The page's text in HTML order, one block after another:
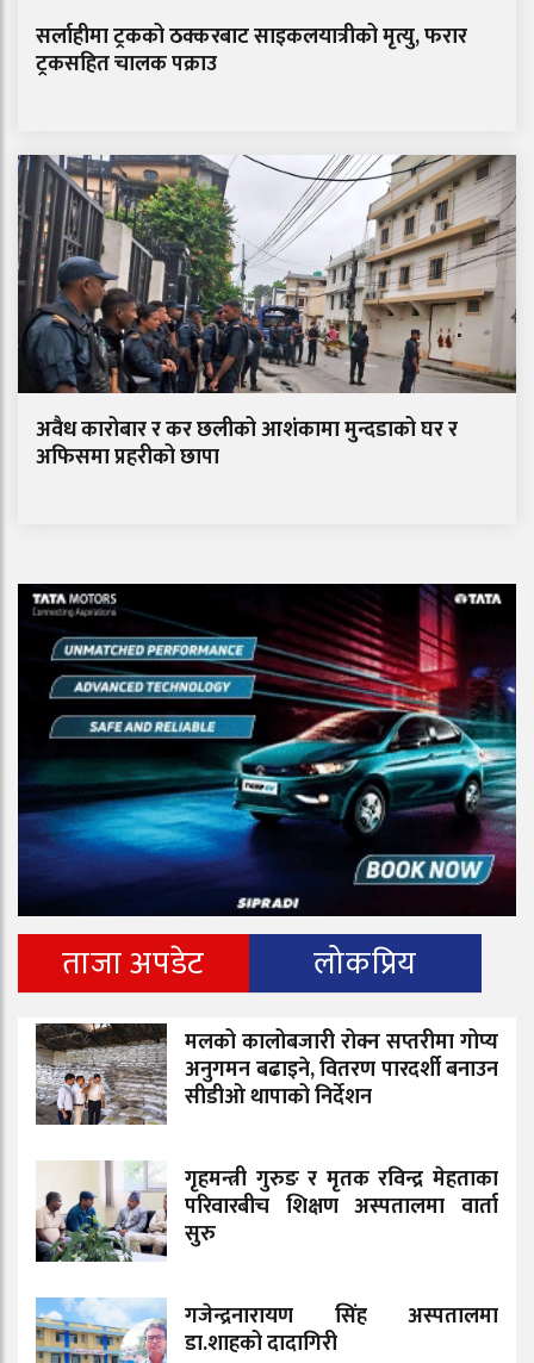
सर्लाहीमा ट्रकको ठक्करबाट साइकलयात्रीको मृत्यु, फरार
ट्रकसहित चालक पक्राउ
अवैध कारोबार र कर छलीको आशंकामा मुन्दडाको घर र
अफिसमा प्रहरीको छापा
ताजा अपडेट लोकप्रिय
मलको कालोबजारी रोक्न सप्तरीमा गोप्य
अनुगमन बढाइने, वितरण पारदर्शी बनाउन
सीडीओ थापाको निर्देशन
गृहमन्त्री गुरुङ र मृतक रविन्द्र मेहताका
परिवारबीच शिक्षण अस्पतालमा वार्ता
सुरु
गजेन्द्रनारायण सिंह अस्पतालमा
डा.शाहको दादागिरी